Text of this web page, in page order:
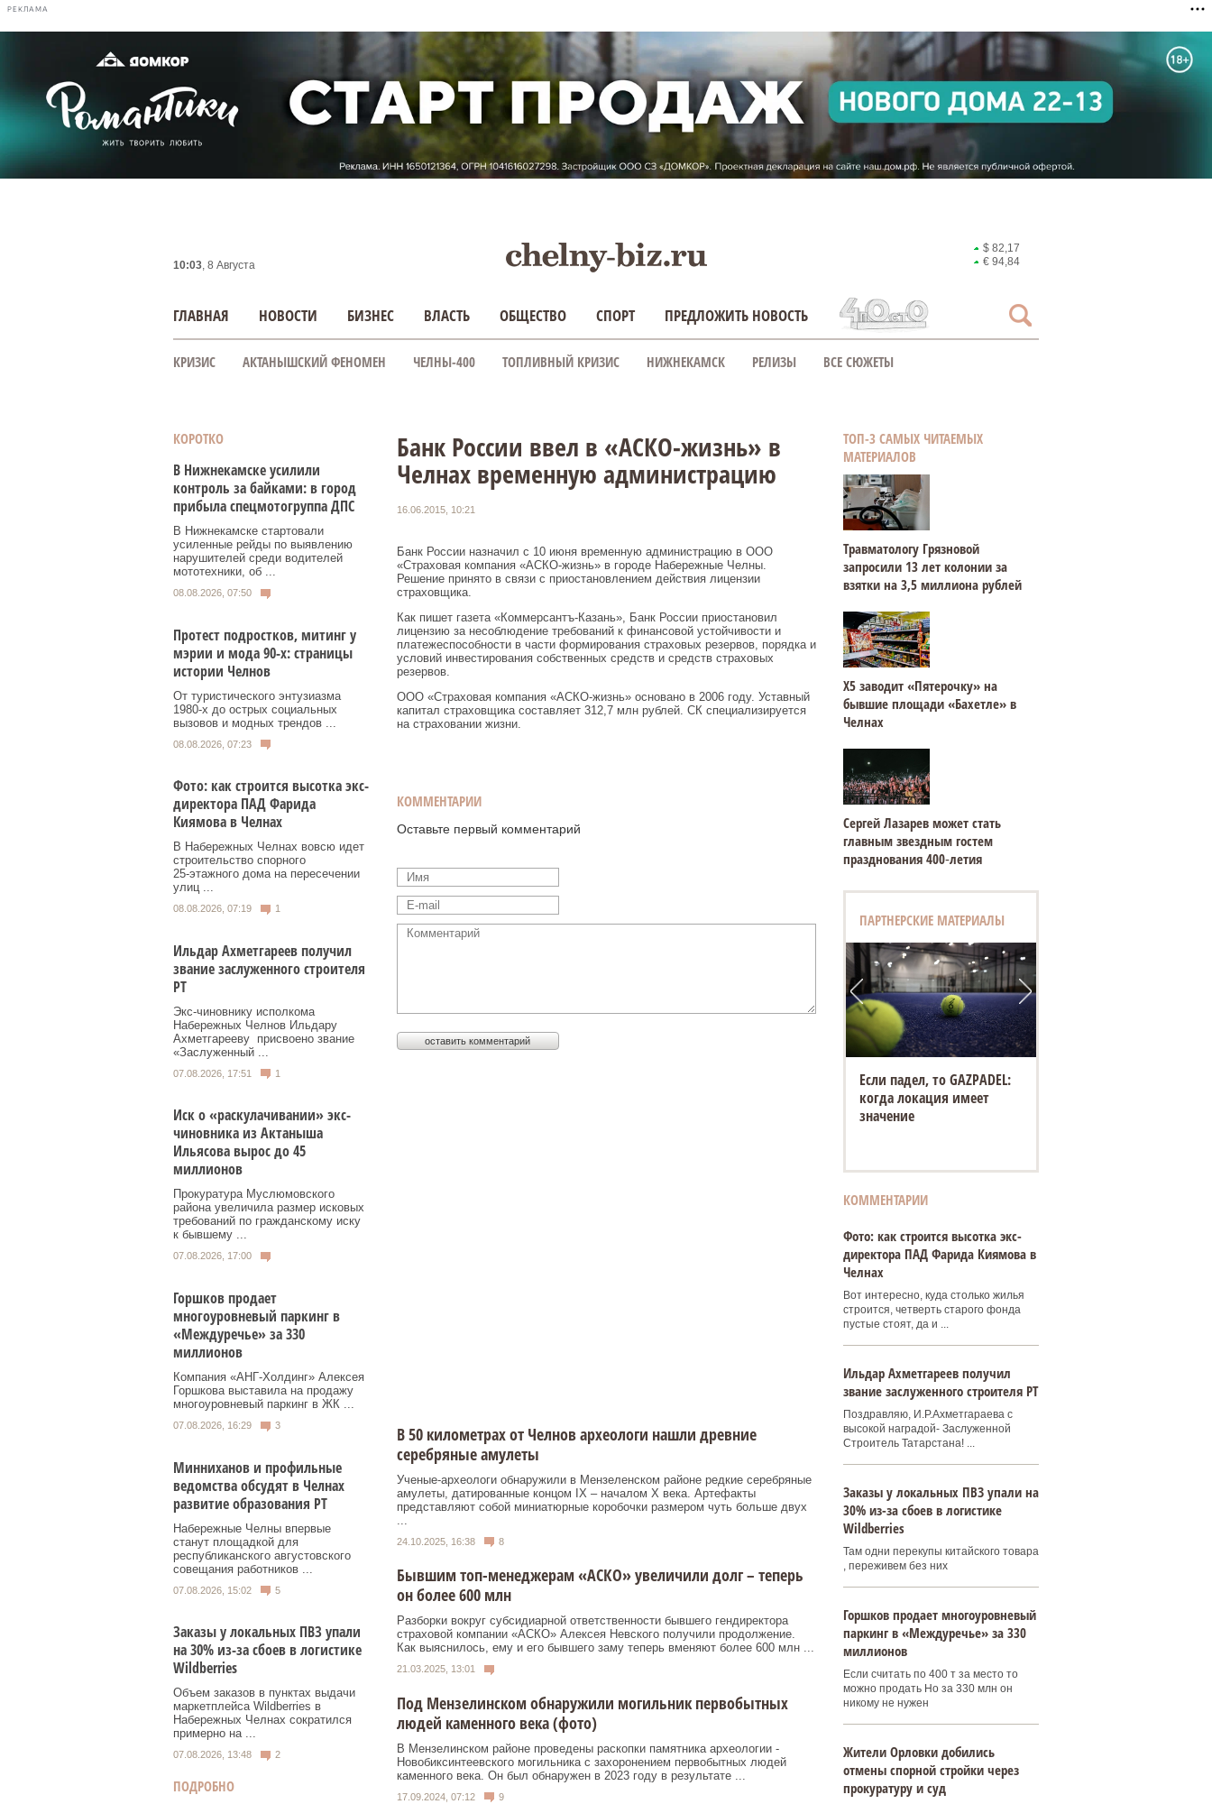
РЕКЛАМА
10:03, 8 Августа
$ 82,17
€ 94,84
ГЛАВНАЯ НОВОСТИ БИЗНЕС ВЛАСТЬ ОБЩЕСТВО СПОРТ ПРЕДЛОЖИТЬ НОВОСТЬ
КРИЗИС АКТАНЫШСКИЙ ФЕНОМЕН ЧЕЛНЫ-400 ТОПЛИВНЫЙ КРИЗИС НИЖНЕКАМСК РЕЛИЗЫ ВСЕ СЮЖЕТЫ
КОРОТКО
В Нижнекамске усилили
контроль за байками: в город
прибыла спецмотогруппа ДПС
В Нижнекамске стартовали
усиленные рейды по выявлению
нарушителей среди водителей
мототехники, об ...
08.08.2026, 07:50
Протест подростков, митинг у
мэрии и мода 90-х: страницы
истории Челнов
От туристического энтузиазма
1980‑х до острых социальных
вызовов и модных трендов ...
08.08.2026, 07:23
Фото: как строится высотка экс-
директора ПАД Фарида
Киямова в Челнах
В Набережных Челнах вовсю идет
строительство спорного
25‑этажного дома на пересечении
улиц ...
08.08.2026, 07:19 1
Ильдар Ахметгареев получил
звание заслуженного строителя
РТ
Экс‑чиновнику исполкома
Набережных Челнов Ильдару
Ахметгарееву присвоено звание
«Заслуженный ...
07.08.2026, 17:51 1
Иск о «раскулачивании» экс-
чиновника из Актаныша
Ильясова вырос до 45
миллионов
Прокуратура Муслюмовского
района увеличила размер исковых
требований по гражданскому иску
к бывшему ...
07.08.2026, 17:00
Горшков продает
многоуровневый паркинг в
«Междуречье» за 330
миллионов
Компания «АНГ-Холдинг» Алексея
Горшкова выставила на продажу
многоуровневый паркинг в ЖК ...
07.08.2026, 16:29 3
Минниханов и профильные
ведомства обсудят в Челнах
развитие образования РТ
Набережные Челны впервые
станут площадкой для
республиканского августовского
совещания работников ...
07.08.2026, 15:02 5
Заказы у локальных ПВЗ упали
на 30% из-за сбоев в логистике
Wildberries
Объем заказов в пунктах выдачи
маркетплейса Wildberries в
Набережных Челнах сократился
примерно на ...
07.08.2026, 13:48 2
ПОДРОБНО
Банк России ввел в «АСКО-жизнь» в
Челнах временную администрацию
16.06.2015, 10:21
Банк России назначил с 10 июня временную администрацию в ООО
«Страховая компания «АСКО-жизнь» в городе Набережные Челны.
Решение принято в связи с приостановлением действия лицензии
страховщика.
Как пишет газета «Коммерсантъ-Казань», Банк России приостановил
лицензию за несоблюдение требований к финансовой устойчивости и
платежеспособности в части формирования страховых резервов, порядка и
условий инвестирования собственных средств и средств страховых
резервов.
ООО «Страховая компания «АСКО-жизнь» основано в 2006 году. Уставный
капитал страховщика составляет 312,7 млн рублей. СК специализируется
на страховании жизни.
КОММЕНТАРИИ
Оставьте первый комментарий
В 50 километрах от Челнов археологи нашли древние
серебряные амулеты
Ученые-археологи обнаружили в Мензеленском районе редкие серебряные
амулеты, датированные концом IX – началом X века. Артефакты
представляют собой миниатюрные коробочки размером чуть больше двух
24.10.2025, 16:38 8
Бывшим топ-менеджерам «АСКО» увеличили долг – теперь
он более 600 млн
Разборки вокруг субсидиарной ответственности бывшего гендиректора
страховой компании «АСКО» Алексея Невского получили продолжение.
Как выяснилось, ему и его бывшего заму теперь вменяют более 600 млн ...
21.03.2025, 13:01
Под Мензелинском обнаружили могильник первобытных
людей каменного века (фото)
В Мензелинском районе проведены раскопки памятника археологии -
Новобиксинтеевского могильника c захоронением первобытных людей
каменного века. Он был обнаружен в 2023 году в результате ...
17.09.2024, 07:12 9
ТОП-3 САМЫХ ЧИТАЕМЫХ
МАТЕРИАЛОВ
Травматологу Грязновой
запросили 13 лет колонии за
взятки на 3,5 миллиона рублей
Х5 заводит «Пятерочку» на
бывшие площади «Бахетле» в
Челнах
Сергей Лазарев может стать
главным звездным гостем
празднования 400‑летия
ПАРТНЕРСКИЕ МАТЕРИАЛЫ
Если падел, то GAZPADEL:
когда локация имеет
значение
КОММЕНТАРИИ
Фото: как строится высотка экс-
директора ПАД Фарида Киямова в
Челнах
Вот интересно, куда столько жилья
строится, четверть старого фонда
пустые стоят, да и ...
Ильдар Ахметгареев получил
звание заслуженного строителя РТ
Поздравляю, И.Р.Ахметгараева с
высокой наградой- Заслуженной
Строитель Татарстана! ...
Заказы у локальных ПВЗ упали на
30% из-за сбоев в логистике
Wildberries
Там одни перекупы китайского товара
, переживем без них
Горшков продает многоуровневый
паркинг в «Междуречье» за 330
миллионов
Если считать по 400 т за место то
можно продать Но за 330 млн он
никому не нужен
Жители Орловки добились
отмены спорной стройки через
прокуратуру и суд